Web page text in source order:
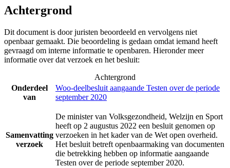
Achtergrond
Dit document is door juristen beoordeeld en vervolgens niet
openbaar gemaakt. Die beoordeling is gedaan omdat iemand heeft
gevraagd om interne informatie te openbaren. Hieronder meer
informatie over dat verzoek en het besluit:
Achtergrond
Onderdeel
van
Woo-deelbesluit aangaande Testen over de periode
september 2020
Samenvatting
verzoek
De minister van Volksgezondheid, Welzijn en Sport
heeft op 2 augustus 2022 een besluit genomen op
verzoeken in het kader van de Wet open overheid.
Het besluit betreft openbaarmaking van documenten
die betrekking hebben op informatie aangaande
Testen over de periode september 2020.